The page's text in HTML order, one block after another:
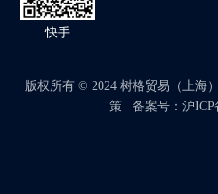
快手
版权所有 © 2024树格贸易（上海
策 备案号： 沪ICP